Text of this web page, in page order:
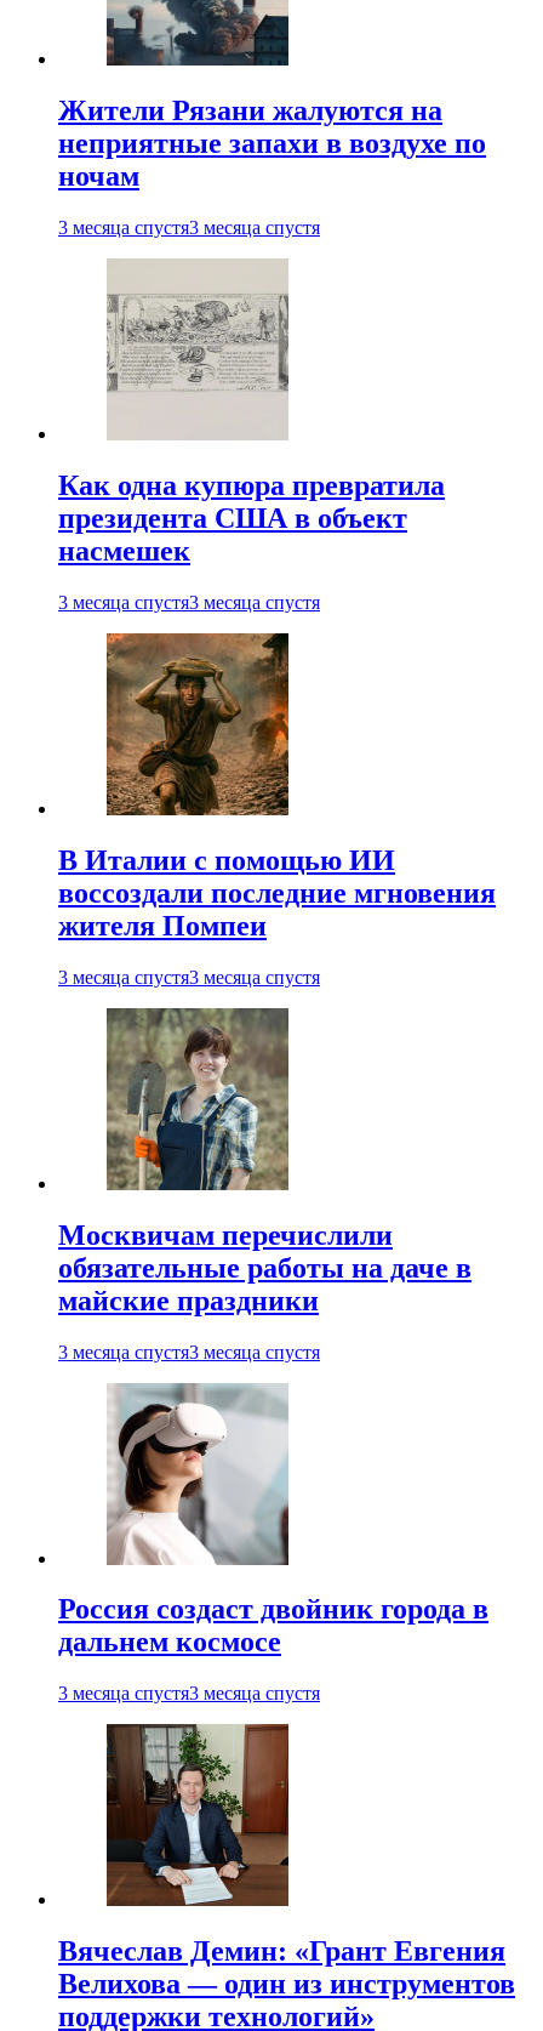
Жители Рязани жалуются на
неприятные запахи в воздухе по
ночам
3 месяца спустя3 месяца спустя
Как одна купюра превратила
президента США в объект
насмешек
3 месяца спустя3 месяца спустя
В Италии с помощью ИИ
воссоздали последние мгновения
жителя Помпеи
3 месяца спустя3 месяца спустя
Москвичам перечислили
обязательные работы на даче в
майские праздники
3 месяца спустя3 месяца спустя
Россия создаст двойник города в
дальнем космосе
3 месяца спустя3 месяца спустя
Вячеслав Демин: «Грант Евгения
Велихова — один из инструментов
поддержки технологий»